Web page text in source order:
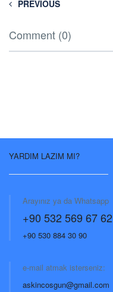
PREVIOUS
Comment (0)
YARDIM LAZIM MI?
Arayınız ya da Whatsapp
+90 532 569 67 62
+90 530 884 30 90
e-mail atmak isterseniz:
askincosgun@gmail.com